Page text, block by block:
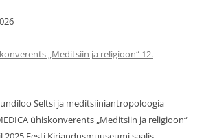
„Meditsiin ja religioon“ 12.
Seltsi ja meditsiiniantropoloogia
ühiskonverents „Meditsiin ja religioon“